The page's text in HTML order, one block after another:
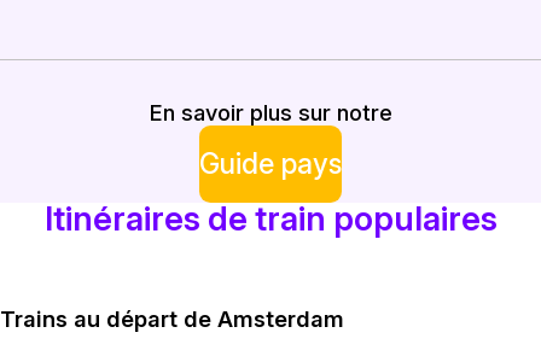
En savoir plus sur notre
Guide pays
Itinéraires de train populaires
Trains au départ de Amsterdam